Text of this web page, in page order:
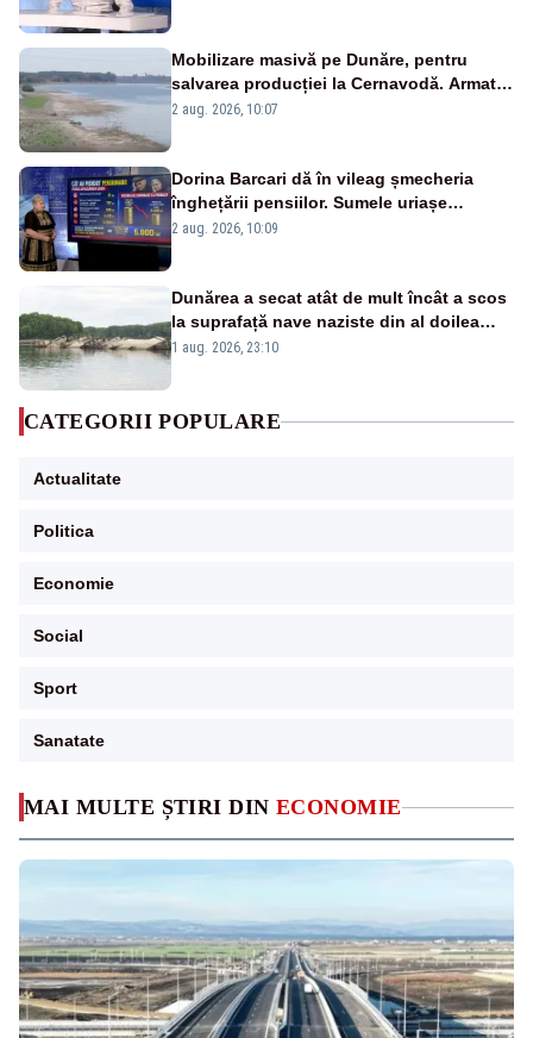
MAI MULTE ȘTIRI DIN ECONOMIE
Mobilizare masivă pe Dunăre, pentru
salvarea producției la Cernavodă. Armata
va detona o stâncă și va devia apa
2 aug. 2026, 10:07
Dorina Barcari dă în vileag șmecheria
înghețării pensiilor. Sumele uriașe
pierdute de fiecare român
2 aug. 2026, 10:09
Dunărea a secat atât de mult încât a scos
la suprafață nave naziste din al doilea
război mondial
1 aug. 2026, 23:10
CATEGORII POPULARE
Actualitate
Politica
Economie
Social
Sport
Sanatate